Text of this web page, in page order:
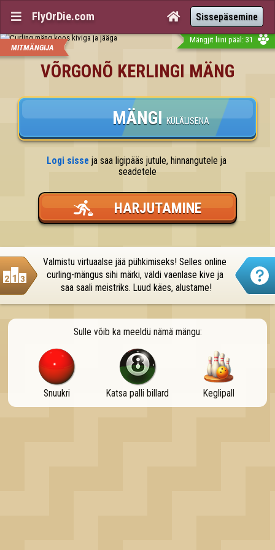
 FlyOrDie.com  Sissepäsemine
MITMÄNGIJA
Mängjit liini pääl: 31
VÕRGONÕ KERLINGI MÄNG
MÄNGI KÜLÄLISENA
Logi sisse ja saa ligipääs jutule, hinnangutele ja
seadetele
HARJUTAMINE
Valmistu virtuaalse jää pühkimiseks! Selles online
curling-mängus sihi märki, väldi vaenlase kive ja
saa saali meistriks. Luud käes, alustame!
Sulle võib ka meeldü nämä mängu:
Snuukri Katsa palli billard Keglipall
OK